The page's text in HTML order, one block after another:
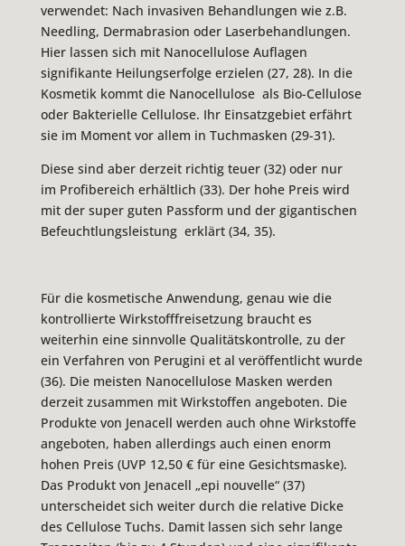
verwendet: Nach invasiven Behandlungen wie z.B.
Needling, Dermabrasion oder Laserbehandlungen.
Hier lassen sich mit Nanocellulose Auflagen
signifikante Heilungserfolge erzielen (27, 28). In die
Kosmetik kommt die Nanocellulose als Bio-Cellulose
oder Bakterielle Cellulose. Ihr Einsatzgebiet erfährt
sie im Moment vor allem in Tuchmasken (29-31).
Diese sind aber derzeit richtig teuer (32) oder nur
im Profibereich erhältlich (33). Der hohe Preis wird
mit der super guten Passform und der gigantischen
Befeuchtlungsleistung erklärt (34, 35).
Für die kosmetische Anwendung, genau wie die
kontrollierte Wirkstofffreisetzung braucht es
weiterhin eine sinnvolle Qualitätskontrolle, zu der
ein Verfahren von Perugini et al veröffentlicht wurde
(36). Die meisten Nanocellulose Masken werden
derzeit zusammen mit Wirkstoffen angeboten. Die
Produkte von Jenacell werden auch ohne Wirkstoffe
angeboten, haben allerdings auch einen enorm
hohen Preis (UVP 12,50 € für eine Gesichtsmaske).
Das Produkt von Jenacell „epi nouvelle“ (37)
unterscheidet sich weiter durch die relative Dicke
des Cellulose Tuchs. Damit lassen sich sehr lange